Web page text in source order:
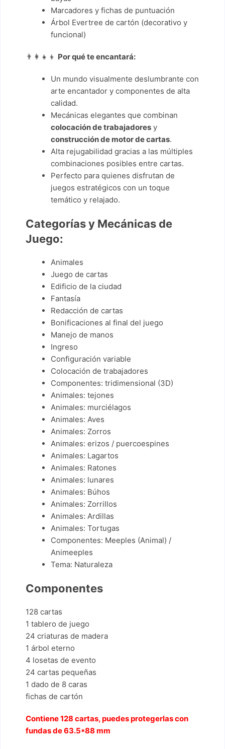
Marcadores y fichas de puntuación
Árbol Evertree de cartón (decorativo y
funcional)
👨‍👩‍👧‍👦 Por qué te encantará:
Un mundo visualmente deslumbrante con
arte encantador y componentes de alta
calidad.
Mecánicas elegantes que combinan
colocación de trabajadores y
construcción de motor de cartas.
Alta rejugabilidad gracias a las múltiples
combinaciones posibles entre cartas.
Perfecto para quienes disfrutan de
juegos estratégicos con un toque
temático y relajado.
Categorías y Mecánicas de
Juego:
Animales
Juego de cartas
Edificio de la ciudad
Fantasía
Redacción de cartas
Bonificaciones al final del juego
Manejo de manos
Ingreso
Configuración variable
Colocación de trabajadores
Componentes: tridimensional (3D)
Animales: tejones
Animales: murciélagos
Animales: Aves
Animales: Zorros
Animales: erizos / puercoespines
Animales: Lagartos
Animales: Ratones
Animales: lunares
Animales: Búhos
Animales: Zorrillos
Animales: Ardillas
Animales: Tortugas
Componentes: Meeples (Animal) /
Animeeples
Tema: Naturaleza
Componentes
128 cartas
1 tablero de juego
24 criaturas de madera
1 árbol eterno
4 losetas de evento
24 cartas pequeñas
1 dado de 8 caras
fichas de cartón
Contiene 128 cartas, puedes protegerlas con
fundas de 63.5*88 mm